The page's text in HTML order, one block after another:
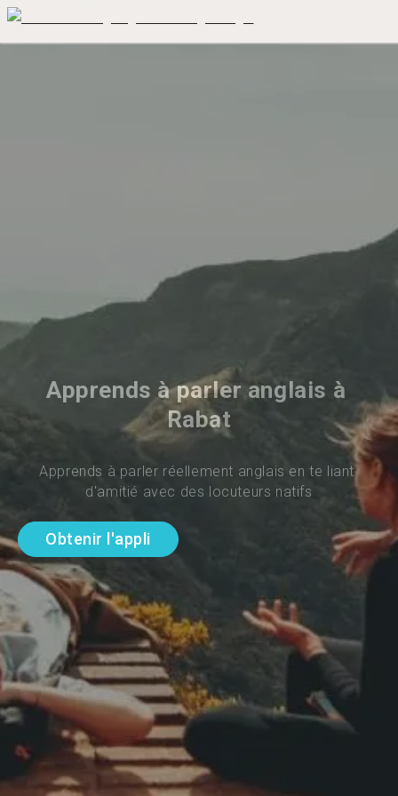
Apprends à parler anglais à
Rabat
Apprends à parler réellement anglais en te liant
d'amitié avec des locuteurs natifs
Obtenir l'appli